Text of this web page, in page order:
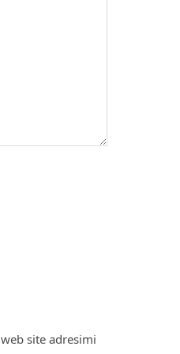
site adresimi